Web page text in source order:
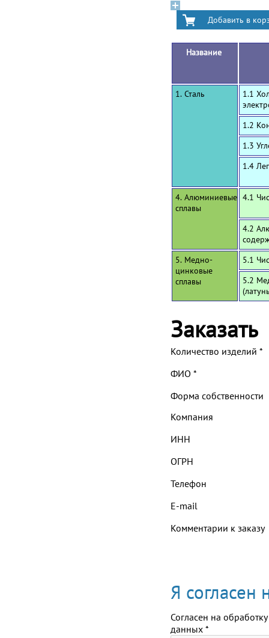
Название
1. Сталь
1.1
1.2
1.3
1.4
4. Алюминиевые
сплавы
4.1
4.2
5. Медно-
цинковые
сплавы
5.1
5.2
Заказать
Количество изделий *
ФИО *
Форма собственности
Компания
ИНН
ОГРН
Телефон
E-mail
Комментарии к заказу
Я согласен
Согласен на обработку
данных *